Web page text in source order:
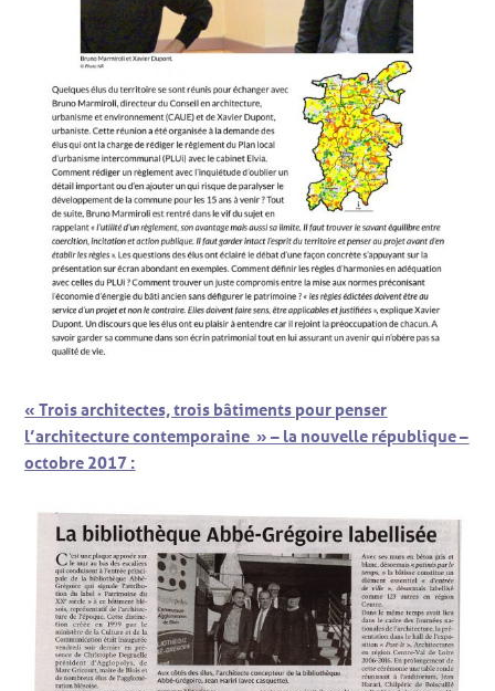
« Trois architectes, trois bâtiments pour penser
l’architecture contemporaine » – la nouvelle république –
octobre 2017 :